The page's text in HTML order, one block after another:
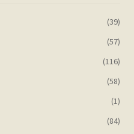
(39)
(57)
(116)
(58)
(1)
(84)